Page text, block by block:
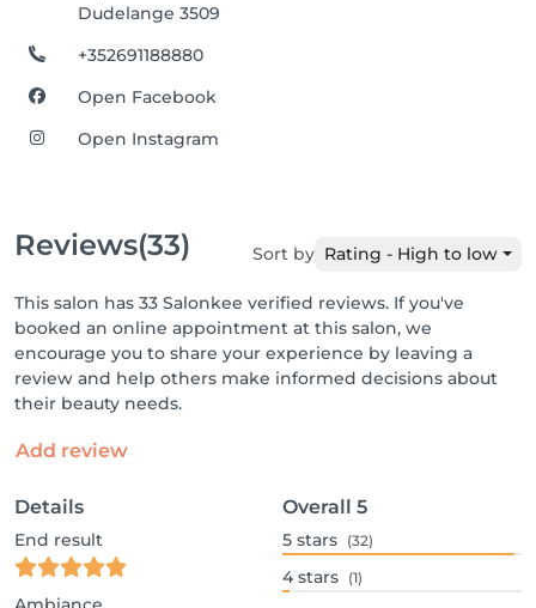
Dudelange 3509
+352691188880
Open Facebook
Open Instagram
Reviews(33) Sort by Rating - High to low
This salon has 33 Salonkee verified reviews. If you've
booked an online appointment at this salon, we
encourage you to share your experience by leaving a
review and help others make informed decisions about
their beauty needs.
Add review
Details
End result
Overall 5
5 stars (32)
4 stars (1)